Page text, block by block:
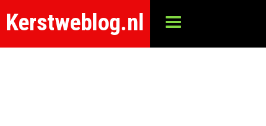
Kerstweblog.nl